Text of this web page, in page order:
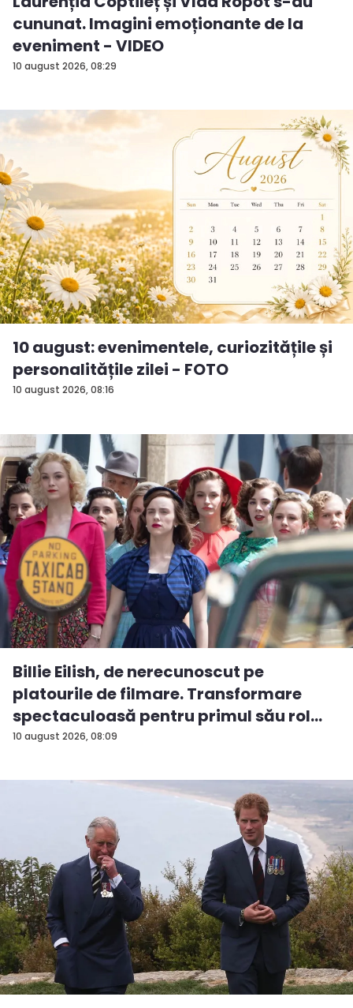
10 august 2026, 08:29
cununat. Imagini emoționante de la
eveniment - VIDEO
10 august 2026, 08:16
10 august: evenimentele, curiozitățile și
personalitățile zilei - FOTO
10 august 2026, 08:09
Billie Eilish, de nerecunoscut pe
platourile de filmare. Transformare
spectaculoasă pentru primul său rol
m...